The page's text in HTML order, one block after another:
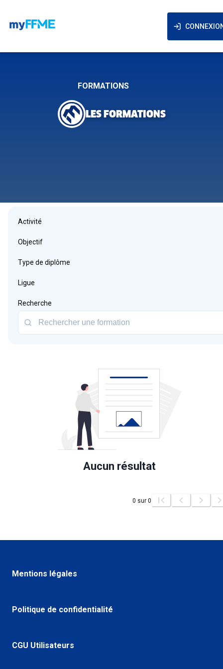
FORMATIONS
LES FORMATIONS
Activité
Objectif
Type de diplôme
Ligue
Recherche
Aucun résultat
0 sur 0
Mentions légales
Politique de confidentialité
CGU Utilisateurs